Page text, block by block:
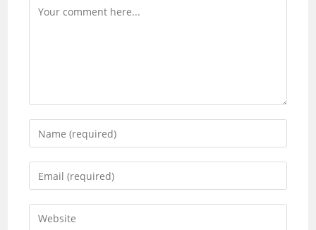
Comment
Enter
your
name
Enter
your
email
address
Enter